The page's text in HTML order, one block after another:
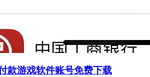
款游戏软件账号免费下载